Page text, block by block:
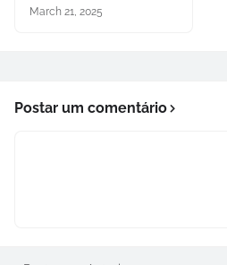
March 21, 2025
Postar um comentário